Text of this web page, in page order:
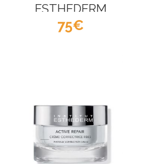
ESTHEDERM
75